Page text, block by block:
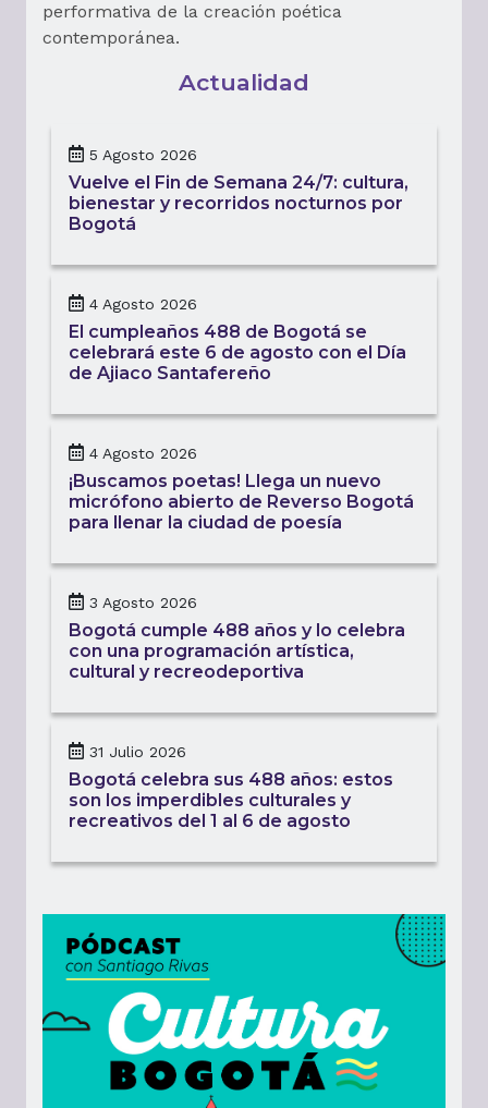
performativa de la creación poética
contemporánea.
Actualidad
5 Agosto 2026
Vuelve el Fin de Semana 24/7: cultura,
bienestar y recorridos nocturnos por
Bogotá
4 Agosto 2026
El cumpleaños 488 de Bogotá se
celebrará este 6 de agosto con el Día
de Ajiaco Santafereño
4 Agosto 2026
¡Buscamos poetas! Llega un nuevo
micrófono abierto de Reverso Bogotá
para llenar la ciudad de poesía
3 Agosto 2026
Bogotá cumple 488 años y lo celebra
con una programación artística,
cultural y recreodeportiva
31 Julio 2026
Bogotá celebra sus 488 años: estos
son los imperdibles culturales y
recreativos del 1 al 6 de agosto